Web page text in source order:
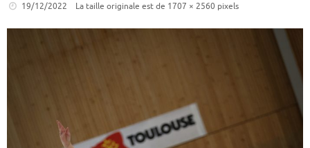
19/12/2022 La taille originale est de 1707 × 2560 pixels